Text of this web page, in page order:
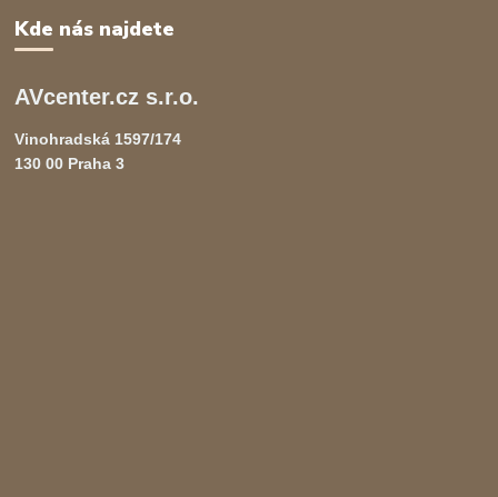
Kde nás najdete
AVcenter.cz s.r.o.
Vinohradská 1597/174
130 00 Praha 3